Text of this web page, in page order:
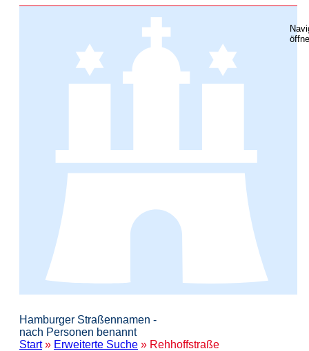
Hamburger Straßennamen -
nach Personen benannt
Start» Erweiterte Suche » Rehhoffstraße